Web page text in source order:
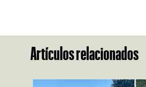
Artículos relacionados